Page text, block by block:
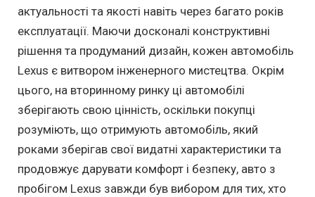
актуальності та якості навіть через багато років
експлуатації. Маючи досконалі конструктивні
рішення та продуманий дизайн, кожен автомобіль
Lexus є витвором інженерного мистецтва. Окрім
цього, на вторинному ринку ці автомобілі
зберігають свою цінність, оскільки покупці
розуміють, що отримують автомобіль, який
роками зберігав свої видатні характеристики та
продовжує дарувати комфорт і безпеку, авто з
пробігом Lexus завжди був вибором для тих, хто